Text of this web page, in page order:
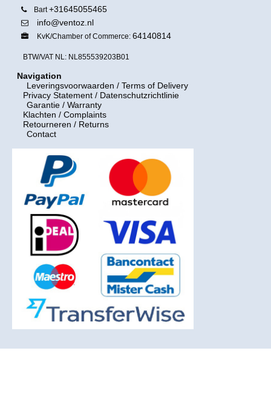
Bart+31645055465
info@ventoz.nl
KvK/Chamber of Commerce: 64140814
BTW/VAT NL: NL855539203B01
Navigation
Leveringsvoorwaarden / Terms of Delivery
Privacy Statement / Datenschutzrichtlinie
Garantie / Warranty
Klachten / Complaints
Retourneren / Returns
Contact